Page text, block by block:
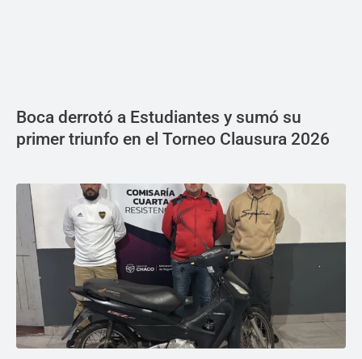
Boca derrotó a Estudiantes y sumó su
primer triunfo en el Torneo Clausura 2026